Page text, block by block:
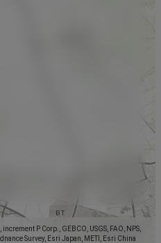
P Corp., GEBCO, USGS, FAO, NPS,
Survey, Esri Japan, METI, Esri China